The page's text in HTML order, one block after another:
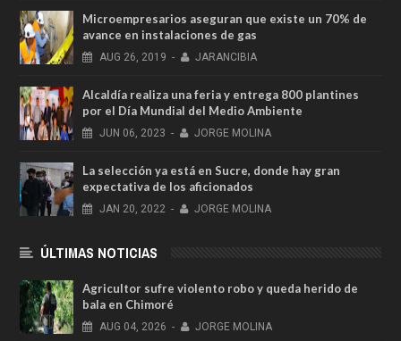
Microempresarios aseguran que existe un 70% de
avance en instalaciones de gas
AUG 26, 2019 - JARANCIBIA
Alcaldía realiza una feria y entrega 800 plantines
por el Día Mundial del Medio Ambiente
JUN 06, 2023 - JORGE MOLINA
La selección ya está en Sucre, donde hay gran
expectativa de los aficionados
JAN 20, 2022 - JORGE MOLINA
ÚLTIMAS NOTICIAS
Agricultor sufre violento robo y queda herido de
bala en Chimoré
AUG 04, 2026 - JORGE MOLINA